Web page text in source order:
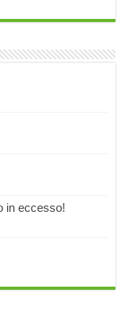
in eccesso!